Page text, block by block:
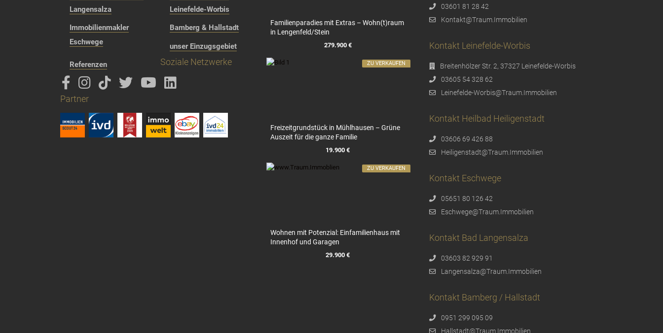
Langensalza
Leinefelde-Worbis
Immobilienmakler
Eschwege
Bamberg & Hallstadt
unser Einzugsgebiet
Referenzen Soziale Netzwerke
Partner
Familienparadies mit Extras – Wohn(t)raum
in Lengenfeld/Stein
279.900 €
Freizeitgrundstück in Mühlhausen – Grüne
Auszeit für die ganze Familie
19.900 €
ZU VERKAUFEN
Wohnen mit Potenzial: Einfamilienhaus mit
Innenhof und Garagen
29.900 €
ZU VERKAUFEN
03601 81 28 42
Kontakt@Traum.Immobilien
Kontakt Leinefelde-Worbis
Breitenhölzer Str. 2, 37327 Leinefelde-Worbis
03605 54 328 62
Leinefelde-Worbis@Traum.Immobilien
Kontakt Heilbad Heiligenstadt
03606 69 426 88
Heiligenstadt@Traum.Immobilien
Kontakt Eschwege
05651 80 126 42
Eschwege@Traum.Immobilien
Kontakt Bad Langensalza
03603 82 929 91
Langensalza@Traum.Immobilien
Kontakt Bamberg / Hallstadt
0951 299 095 09
Hallstadt@Traum.Immobilien